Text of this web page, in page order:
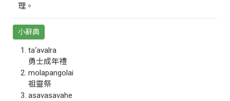
理。
小辭典
ta‘avalra
勇士成年禮
molapangolai
祖靈祭
asavasavahe